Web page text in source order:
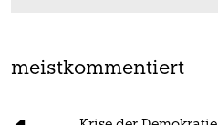
meistkommentiert